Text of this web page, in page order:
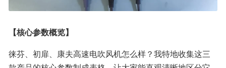
【核心参数概览】
徕芬、初扉、康夫高速电吹风机怎么样？我特地收集这三